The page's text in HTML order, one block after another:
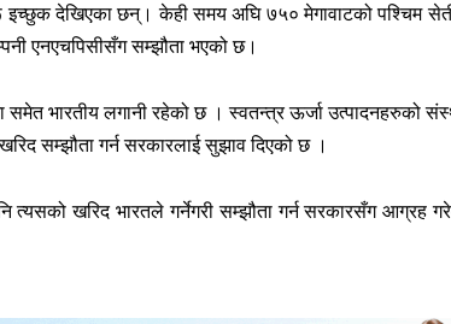
इच्छुक देखिएका छन्। केही समय अघि ७५० मेगावाटको पश्चिम
एनएचपिसीसँग सम्झौता भएको छ।
समेत भारतीय लगानी रहेको छ । स्वतन्त्र ऊर्जा उत्पादनहरुको
सम्झौता गर्न सरकारलाई सुझाव दिएको छ ।
त्यसको खरिद भारतले गर्नेगरी सम्झौता गर्न सरकारसँग आग्रह